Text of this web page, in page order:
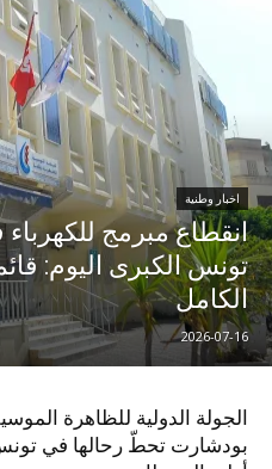
اخبار وطنية
انقطاع مبرمج
تونس الكبرى اليوم:
الكامل
2026-07-16
الجولة الدولية للظاهرة
بودشارت تحطّ رحالها في